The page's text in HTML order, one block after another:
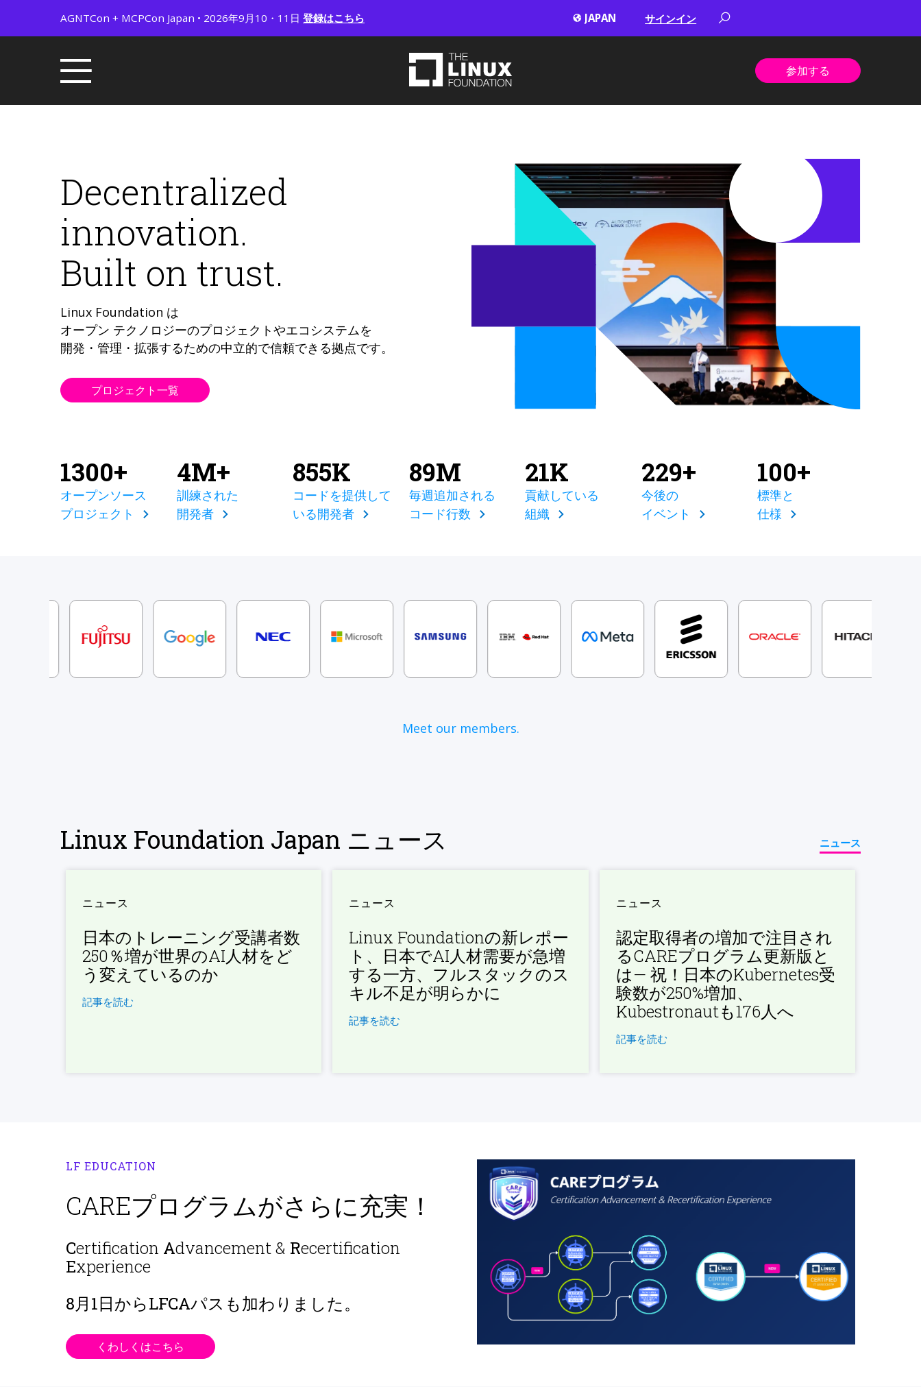
AGNTCon + MCPCon Japan • 2026年9月10・11日 登録はこちら サインイン
参加する
Decentralized
innovation.
Built on trust.
Linux Foundation は
オープン テクノロジーのプロジェクトやエコシステムを
開発・管理・拡張するための中立的で信頼できる拠点です。
プロジェクト一覧
1300+
オープンソース
プロジェクト
4M+
訓練された
開発者
855K
コードを提供して
いる開発者
89M
毎週追加される
コード行数
21K
貢献している
組織
229+
今後の
イベント
100+
標準と
仕様
Meet our members.
Linux Foundation Japan ニュース ニュース
ニュース
日本のトレーニング受講者数
250％増が世界のAI人材をど
う変えているのか
記事を読む
ニュース
Linux Foundationの新レポー
ト、日本でAI人材需要が急増
する一方、フルスタックのス
キル不足が明らかに
記事を読む
ニュース
認定取得者の増加で注目され
るCAREプログラム更新版と
は— 祝！日本のKubernetes受
験数が250%増加、
Kubestronautも176人へ
記事を読む
LF EDUCATION
CAREプログラムがさらに充実！
Certification Advancement & Recertification
Experience
8月1日からLFCAパスも加わりました。
くわしくはこちら